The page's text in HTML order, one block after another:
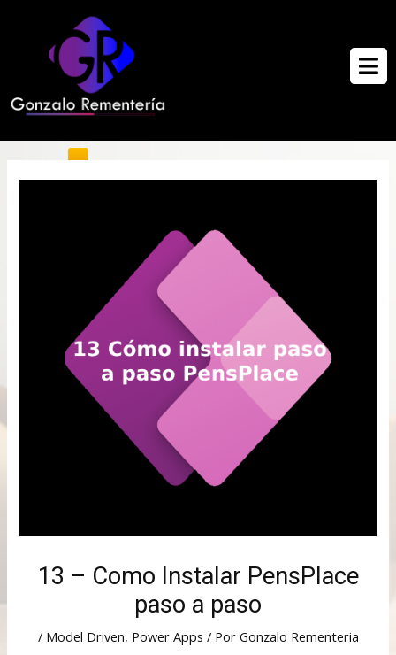
13 – Como Instalar PensPlace
paso a paso
/ Model Driven, Power Apps / Por Gonzalo Rementeria